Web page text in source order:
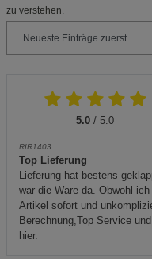
zu verstehen.
5.0 / 5.0
RIR1403
Top Lieferung
Lieferung hat bestens
war die Ware da. Obwohl
Artikel sofort und
Berechnung,Top Service
hier.